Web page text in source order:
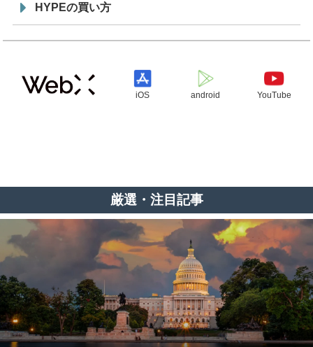
HYPEの買い方
iOS android YouTube
厳選・注目記事